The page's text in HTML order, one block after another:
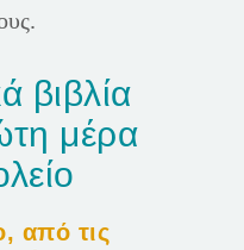
βιβλία
μέρα
από τις